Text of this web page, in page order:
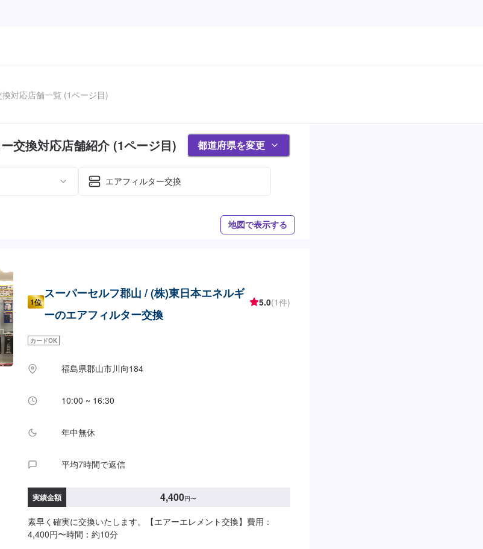
対応店舗一覧 (1ページ目)
交換対応店舗紹介 (1ページ目) 都道府県を変更
エアフィルター交換
地図で表示する
1位
スーパーセルフ郡山 / (株)東日本エネルギ
ーのエアフィルター交換
5.0(1件)
カードOK
福島県郡山市川向184
10:00 ~ 16:30
年中無休
平均7時間で返信
実績金額 4,400円〜
素早く確実に交換いたします。【エアーエレメント交換】費用：
4,400円〜時間：約10分